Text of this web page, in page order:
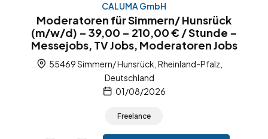
CALUMA GmbH
Moderatoren für Simmern/ Hunsrück
(m/w/d) – 39,00 – 210,00 € / Stunde –
Messejobs, TV Jobs, Moderatoren Jobs
55469 Simmern/ Hunsrück, Rheinland-Pfalz,
Deutschland
01/08/2026
Freelance